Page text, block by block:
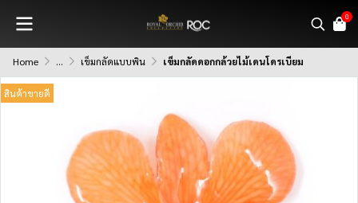
0
Home ... เข็มกลัดแบบพิน เข็มกลัดดอกกล้วยไม้เดนโดรเบียม
สินค้าขายดี